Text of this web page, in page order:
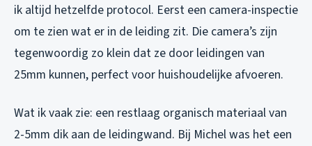
ik altijd hetzelfde protocol. Eerst een camera-inspectie
om te zien wat er in de leiding zit. Die camera’s zijn
tegenwoordig zo klein dat ze door leidingen van
25mm kunnen, perfect voor huishoudelijke afvoeren.
Wat ik vaak zie: een restlaag organisch materiaal van
2-5mm dik aan de leidingwand. Bij Michel was het een